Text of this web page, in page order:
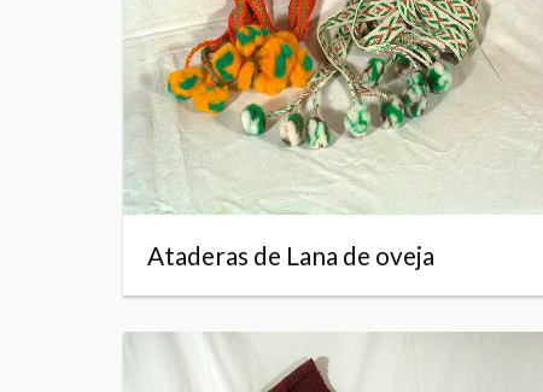
Ataderas de Lana de oveja